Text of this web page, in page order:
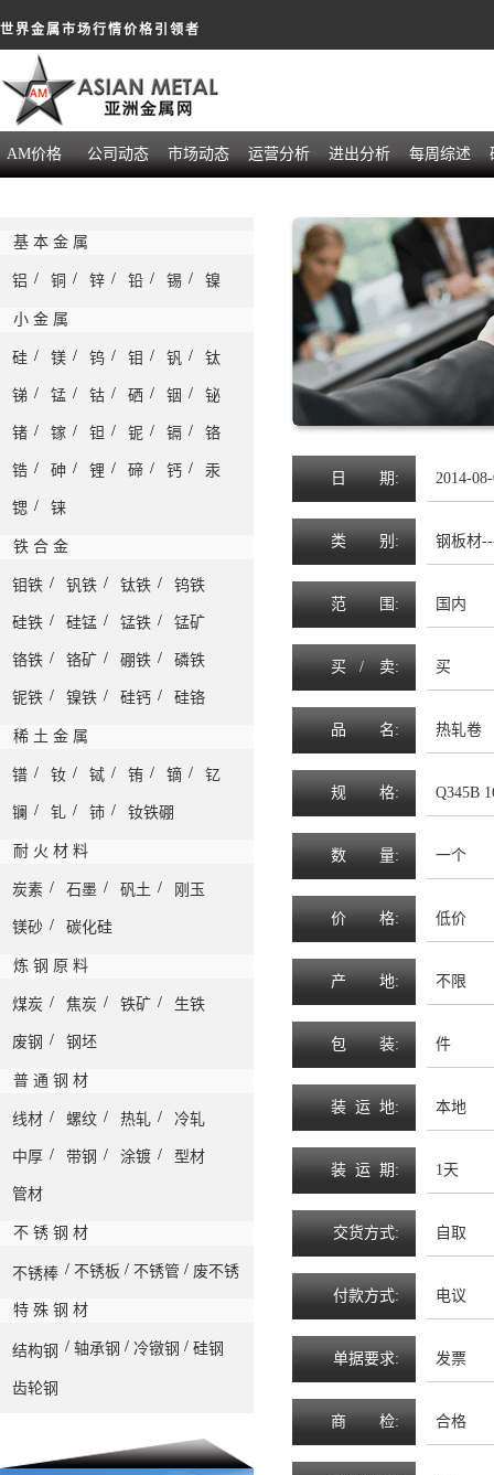
世界金属市场行情价格引领者
AM价格 公司动态 市场动态 运营分析 进出分析 每周综述
基 本 金 属
铝 / 铜 / 锌 / 铅 / 锡 / 镍
小 金 属
硅 / 镁 / 钨 / 钼 / 钒 / 钛
锑 / 锰 / 钴 / 硒 / 铟 / 铋
锗 / 镓 / 钽 / 铌 / 镉 / 铬
锆 / 砷 / 锂 / 碲 / 钙 / 汞
锶 / 铼
铁 合 金
钼铁 / 钒铁 / 钛铁 / 钨铁
硅铁 / 硅锰 / 锰铁 / 锰矿
铬铁 / 铬矿 / 硼铁 / 磷铁
铌铁 / 镍铁 / 硅钙 / 硅铬
稀 土 金 属
镨 / 钕 / 铽 / 铕 / 镝 / 钇
镧 / 钆 / 铈 / 钕铁硼
耐 火 材 料
炭素 / 石墨 / 矾土 / 刚玉
镁砂 / 碳化硅
炼 钢 原 料
煤炭 / 焦炭 / 铁矿 / 生铁
废钢 / 钢坯
普 通 钢 材
线材 / 螺纹 / 热轧 / 冷轧
中厚 / 带钢 / 涂镀 / 型材
管材
不 锈 钢 材
不锈棒 / 不锈板 / 不锈管 / 废不锈
特 殊 钢 材
结构钢 / 轴承钢 / 冷镦钢 / 硅钢
齿轮钢
日 期: 2014-
类 别: 钢板材
范 围 : 国内
买 / 卖: 买
品 名 : 热轧卷
规 格: Q345B
数 量: 一个
价 格: 低价
产 地: 不限
包 装: 件
装 运 地: 本地
装 运 期 : 1天
交货方式: 自取
付款方式: 电议
单据要求: 发票
商 检: 合格